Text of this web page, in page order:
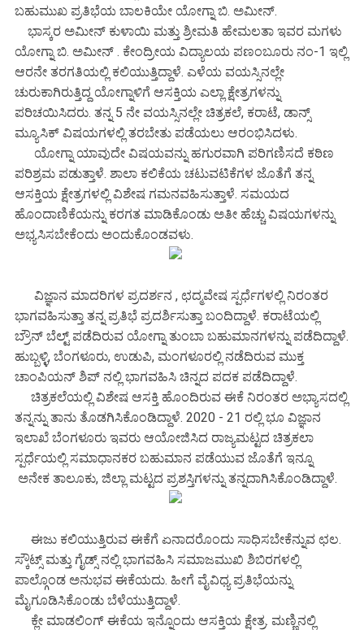
ಬಹುಮುಖ ಪ್ರತಿಭೆಯ ಬಾಲಕಿಯೇ ಯೋಗ್ನಾ ಬಿ. ಅಮೀನ್.
ಭಾಸ್ಕರ ಅಮೀನ್ ಕುಳಾಯಿ ಮತ್ತು ಶ್ರೀಮತಿ ಹೇಮಲತಾ ಇವರ ಮಗಳು
ಯೋಗ್ನಾ ಬಿ. ಅಮೀನ್ . ಕೇಂದ್ರೀಯ ವಿದ್ಯಾಲಯ ಪಣಂಬೂರು ನಂ-1 ಇಲ್ಲಿ
ಆರನೇ ತರಗತಿಯಲ್ಲಿ ಕಲಿಯುತ್ತಿದ್ದಾಳೆ. ಎಳೆಯ ವಯಸ್ಸಿನಲ್ಲೇ
ಚುರುಕಾಗಿರುತ್ತಿದ್ದ ಯೋಗ್ನಾಳಿಗೆ ಆಸಕ್ತಿಯ ಎಲ್ಲಾ ಕ್ಷೇತ್ರಗಳನ್ನು
ಪರಿಚಯಿಸಿದರು. ತನ್ನ 5 ನೇ ವಯಸ್ಸಿನಲ್ಲೇ ಚಿತ್ರಕಲೆ, ಕರಾಟೆ, ಡಾನ್ಸ್
ಮ್ಯೂಸಿಕ್ ವಿಷಯಗಳಲ್ಲಿ ತರಬೇತು ಪಡೆಯಲು ಆರಂಭಿಸಿದಳು.
ಯೋಗ್ನಾ ಯಾವುದೇ ವಿಷಯವನ್ನು ಹಗುರವಾಗಿ ಪರಿಗಣಿಸದೆ ಕಠಿಣ
ಪರಿಶ್ರಮ ಪಡುತ್ತಾಳೆ. ಶಾಲಾ ಕಲಿಕೆಯ ಚಟುವಟಿಕೆಗಳ ಜೊತೆಗೆ ತನ್ನ
ಆಸಕ್ತಿಯ ಕ್ಷೇತ್ರಗಳಲ್ಲಿ ವಿಶೇಷ ಗಮನವಹಿಸುತ್ತಾಳೆ. ಸಮಯದ
ಹೊಂದಾಣಿಕೆಯನ್ನು ಕರಗತ ಮಾಡಿಕೊಂಡು ಅತೀ ಹೆಚ್ಚು ವಿಷಯಗಳನ್ನು
ಅಭ್ಯಸಿಸಬೇಕೆಂದು ಅಂದುಕೊಂಡವಳು.
ವಿಜ್ಞಾನ ಮಾದರಿಗಳ ಪ್ರದರ್ಶನ , ಛದ್ಮವೇಷ ಸ್ಪರ್ಧೆಗಳಲ್ಲಿ ನಿರಂತರ
ಭಾಗವಹಿಸುತ್ತಾ ತನ್ನ ಪ್ರತಿಭೆ ಪ್ರದರ್ಶಿಸುತ್ತಾ ಬಂದಿದ್ದಾಳೆ. ಕರಾಟೆಯಲ್ಲಿ
ಬ್ರೌನ್ ಬೆಲ್ಟ್ ಪಡೆದಿರುವ ಯೋಗ್ನಾ ತುಂಬಾ ಬಹುಮಾನಗಳನ್ನು ಪಡೆದಿದ್ದಾಳೆ.
ಹುಬ್ಬಳ್ಳಿ, ಬೆಂಗಳೂರು, ಉಡುಪಿ, ಮಂಗಳೂರಲ್ಲಿ ನಡೆದಿರುವ ಮುಕ್ತ
ಚಾಂಪಿಯನ್ ಶಿಪ್ ನಲ್ಲಿ ಭಾಗವಹಿಸಿ ಚಿನ್ನದ ಪದಕ ಪಡೆದಿದ್ದಾಳೆ.
ಚಿತ್ರಕಲೆಯಲ್ಲಿ ವಿಶೇಷ ಆಸಕ್ತಿ ಹೊಂದಿರುವ ಈಕೆ ನಿರಂತರ ಅಭ್ಯಾಸದಲ್ಲಿ
ತನ್ನನ್ನು ತಾನು ತೊಡಗಿಸಿಕೊಂಡಿದ್ದಾಳೆ. 2020 - 21 ರಲ್ಲಿ ಭೂ ವಿಜ್ಞಾನ
ಇಲಾಖೆ ಬೆಂಗಳೂರು ಇವರು ಆಯೋಜಿಸಿದ ರಾಜ್ಯಮಟ್ಟದ ಚಿತ್ರಕಲಾ
ಸ್ಪರ್ಧೆಯಲ್ಲಿ ಸಮಾಧಾನಕರ ಬಹುಮಾನ ಪಡೆಯುವ ಜೊತೆಗೆ ಇನ್ನೂ
ಅನೇಕ ತಾಲೂಕು, ಜಿಲ್ಲಾ ಮಟ್ಟದ ಪ್ರಶಸ್ತಿಗಳನ್ನು ತನ್ನದಾಗಿಸಿಕೊಂಡಿದ್ದಾಳೆ.
ಈಜು ಕಲಿಯುತ್ತಿರುವ ಈಕೆಗೆ ಏನಾದರೊಂದು ಸಾಧಿಸಬೇಕೆನ್ನುವ ಛಲ.
ಸ್ಕೌಟ್ಸ್ ಮತ್ತು ಗೈಡ್ಸ್ ನಲ್ಲಿ ಭಾಗವಹಿಸಿ ಸಮಾಜಮುಖಿ ಶಿಬಿರಗಳಲ್ಲಿ
ಪಾಲ್ಗೊಂಡ ಅನುಭವ ಈಕೆಯದು. ಹೀಗೆ ವೈವಿಧ್ಯ ಪ್ರತಿಭೆಯನ್ನು
ಮೈಗೂಡಿಸಿಕೊಂಡು ಬೆಳೆಯುತ್ತಿದ್ದಾಳೆ.
ಕ್ಲೇ ಮಾಡಲಿಂಗ್ ಈಕೆಯ ಇನ್ನೊಂದು ಆಸಕ್ತಿಯ ಕ್ಷೇತ್ರ. ಮಣ್ಣಿನಲ್ಲಿ